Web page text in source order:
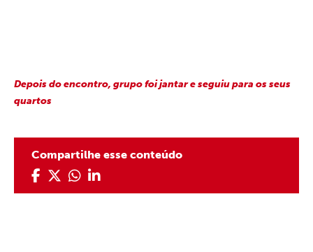
Depois do encontro, grupo foi jantar e seguiu para os seus
quartos
Compartilhe esse conteúdo